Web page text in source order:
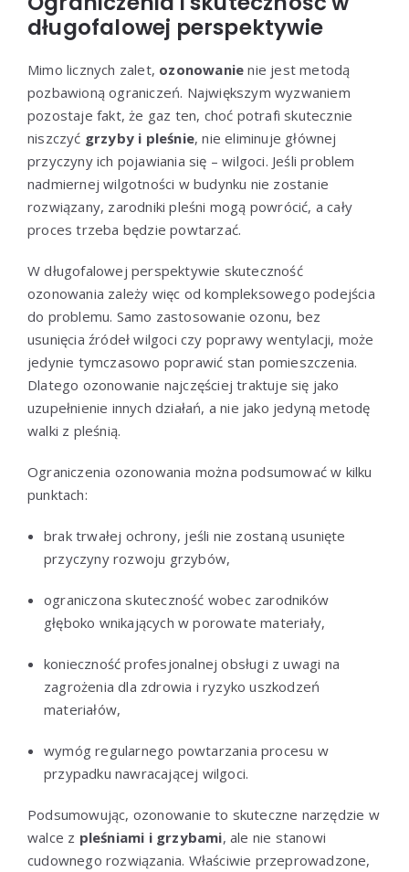
długofalowej perspektywie
Mimo licznych zalet, ozonowanie nie jest metodą
pozbawioną ograniczeń. Największym wyzwaniem
pozostaje fakt, że gaz ten, choć potrafi skutecznie
niszczyć grzyby i pleśnie, nie eliminuje głównej
przyczyny ich pojawiania się – wilgoci. Jeśli problem
nadmiernej wilgotności w budynku nie zostanie
rozwiązany, zarodniki pleśni mogą powrócić, a cały
proces trzeba będzie powtarzać.
W długofalowej perspektywie skuteczność
ozonowania zależy więc od kompleksowego podejścia
do problemu. Samo zastosowanie ozonu, bez
usunięcia źródeł wilgoci czy poprawy wentylacji, może
jedynie tymczasowo poprawić stan pomieszczenia.
Dlatego ozonowanie najczęściej traktuje się jako
uzupełnienie innych działań, a nie jako jedyną metodę
walki z pleśnią.
Ograniczenia ozonowania można podsumować w kilku
punktach:
brak trwałej ochrony, jeśli nie zostaną usunięte
przyczyny rozwoju grzybów,
ograniczona skuteczność wobec zarodników
głęboko wnikających w porowate materiały,
konieczność profesjonalnej obsługi z uwagi na
zagrożenia dla zdrowia i ryzyko uszkodzeń
materiałów,
wymóg regularnego powtarzania procesu w
przypadku nawracającej wilgoci.
Podsumowując, ozonowanie to skuteczne narzędzie w
walce z pleśniami i grzybami, ale nie stanowi
cudownego rozwiązania. Właściwie przeprowadzone,